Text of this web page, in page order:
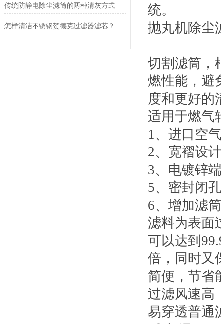
传统防静电除尘滤筒的两种清灰方式
怎样清洁不锈钢贺德克过滤器滤芯？
统。
抛丸机除尘
切割滤筒，
燃性能，避
度和更好的
适用于燃气
1、进口空
2、宽褶设
3、电镀锌
5、密封闭
6、增加滤
滤料为表面
可以达到
倍，同时又
简便，节省
过滤风速高
易穿透普通